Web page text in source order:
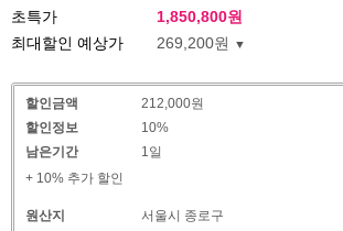
초특가
1,850,800원
최대할인 예상가
269,200원
할인금액
212,000원
할인정보
10%
남은기간
1일
+ 10% 추가 할인
원산지
서울시 종로구